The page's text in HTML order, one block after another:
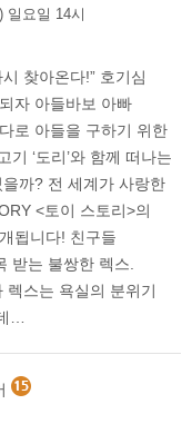
일요일 14시
찾아온다!” 호기심
자 아들바보 아빠
로 아들을 구하기 위한
‘도리’와 함께 떠나는
을까? 전 세계가 사랑한
<토이 스토리>의
됩니다! 친구들
받는 불쌍한 렉스.
렉스는 욕실의 분위기
…